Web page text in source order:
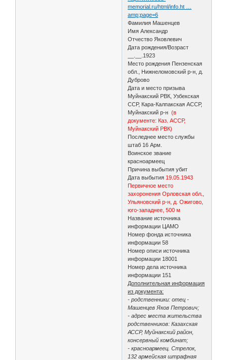
memorial.ru/html/info.ht …
amp;page=6
Фамилия Машенцев
Имя Александр
Отчество Яковлевич
Дата рождения/Возраст
__.__.1923
Место рождения Пензенская
обл., Нижнеломовский р-н, д.
Дуброво
Дата и место призыва
Муйнакский РВК, Узбекская
ССР, Кара-Калпакская АССР,
Муйнакский р-н(в
документе: Каз. АССР,
Муйнакский РВК)
Последнее место службы
штаб 16 Арм.
Воинское звание
красноармеец
Причина выбытия убит
Дата выбытия 19.05.1943
Первичное место
захоронения Орловская обл.,
Ульяновский р-н, д. Ожигово,
юго-западнее, 500 м
Название источника
информации ЦАМО
Номер фонда источника
информации 58
Номер описи источника
информации 18001
Номер дела источника
информации 151
Дополнительная информация
из документа:
- родственники: отец -
Машенцев Яков Петрович;
- адрес места жительства
родственников: Казахская
АССР, Муйнакский район,
консервный комбинат;
- красноармеец. Стрелок,
132 армейская штрафная